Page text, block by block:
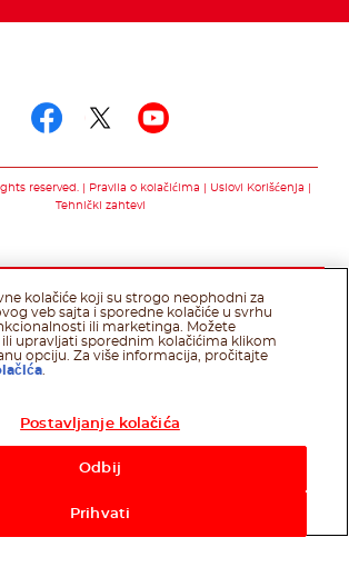
reserved. Pravila o kolačićima
Uslovi Korišćenja
Tehnički zahtevi
kolačiće koji su strogo neophodni za
veb sajta i sporedne kolačiće u svrhu
ili marketinga. Možete
upravljati sporednim kolačićima klikom
opciju. Za više informacija, pročitajte
Postavljanje kolačića
Odbij
Prihvati